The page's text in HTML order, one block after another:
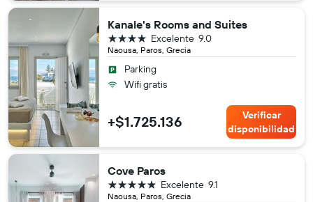
Kanale's Rooms and Suites
Naousa, Paros, Grecia
9.0
Excelente
4 estrellas
Parking
Wifi gratis
+$1.725.136
Verificar
disponibilidad
Cove Paros
Naousa, Paros, Grecia
9.1
Excelente
5 estrellas